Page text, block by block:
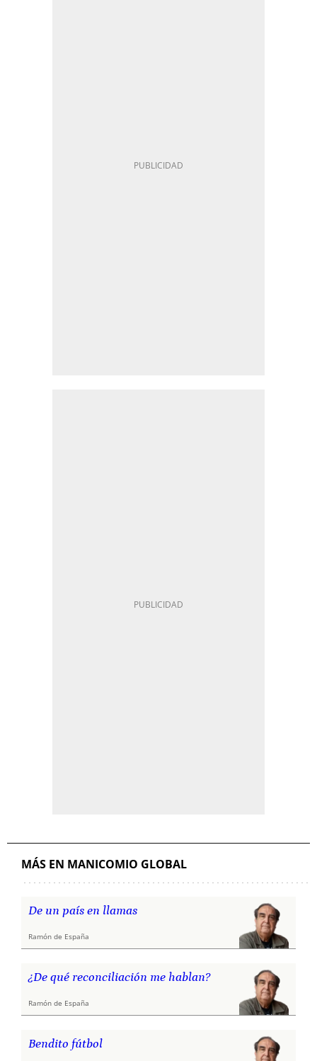
MÁS EN MANICOMIO GLOBAL
De un país en llamas
Ramón de España
¿De qué reconciliación me hablan?
Ramón de España
Bendito fútbol